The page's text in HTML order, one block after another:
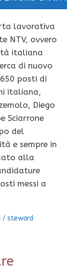
lavorativa
NTV, ovvero
italiana
di nuovo
posti di
italiana,
Diego
Sciarrone
del
e sempre in
alla
messi a
/ steward